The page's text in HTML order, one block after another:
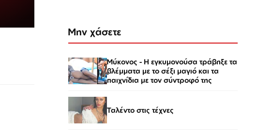
Μην χάσετε
Μύκονος - Η εγκυμονούσα τράβηξε τα
βλέμματα με το σέξι μαγιό και τα
παιχνίδια με τον σύντροφό της
Ταλέντο στις τέχνες